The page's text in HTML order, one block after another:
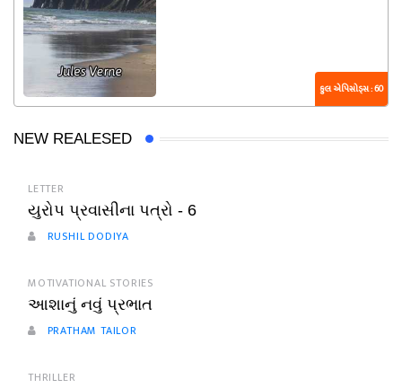
કુલ એપિસોડ્સ : 60
NEW REALESED
LETTER
યુરોપ પ્રવાસીના પત્રો - 6
RUSHIL DODIYA
MOTIVATIONAL STORIES
આશાનું નવું પ્રભાત
PRATHAM TAILOR
THRILLER